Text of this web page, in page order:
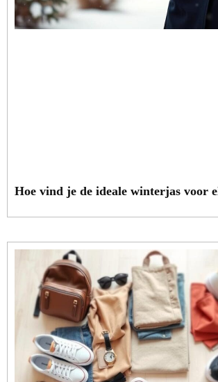
Hoe vind je de ideale winterjas voor